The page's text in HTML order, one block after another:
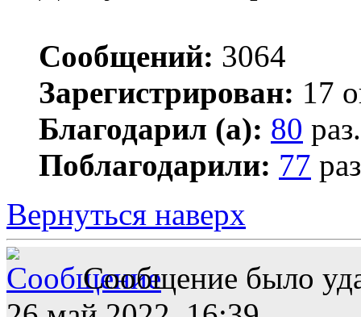
Сообщений: 3064
Зарегистрирован: 17
Благодарил (а): 80 раз.
Поблагодарили: 77
Вернуться наверх
Сообщение было